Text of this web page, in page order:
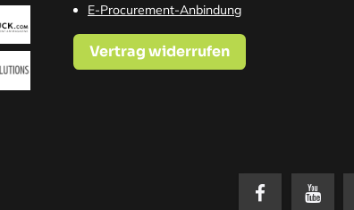
E-Procurement-Anbindung
Vertrag widerrufen